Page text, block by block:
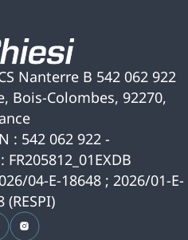
Nanterre B 542 062 922
Bois-Colombes, 92270,
: 542 062 922 -
04-E-18648 ; 2026/01-E-
(RESPI)